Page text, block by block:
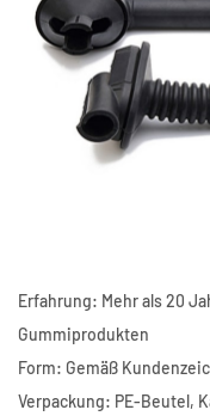
Erfahrung: Mehr als 20
Gummiprodukten
Form: Gemäß
Verpackung: PE-Beutel,